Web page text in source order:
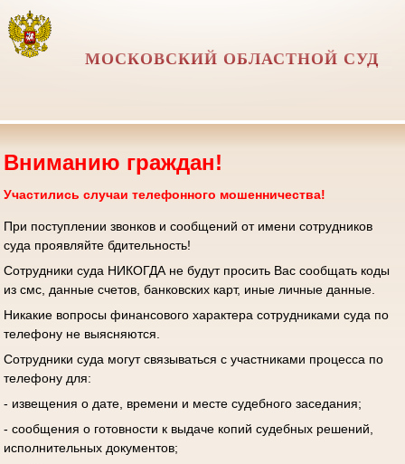
МОСКОВСКИЙ ОБЛАСТНОЙ СУД
Вниманию граждан!
Участились случаи телефонного мошенничества!
При поступлении звонков и сообщений от имени сотрудников
суда проявляйте бдительность!
Сотрудники суда НИКОГДА не будут просить Вас сообщать коды
из смс, данные счетов, банковских карт, иные личные данные.
Никакие вопросы финансового характера сотрудниками суда по
телефону не выясняются.
Сотрудники суда могут связываться с участниками процесса по
телефону для:
- извещения о дате, времени и месте судебного заседания;
- сообщения о готовности к выдаче копий судебных решений,
исполнительных документов;